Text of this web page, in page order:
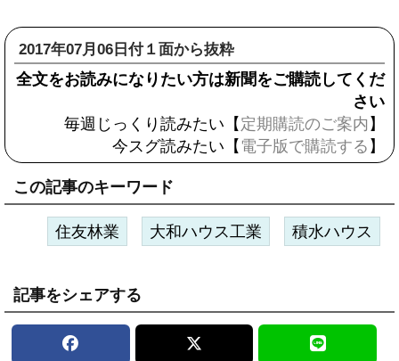
2017年07月06日付１面から抜粋
全文をお読みになりたい方は新聞をご購読してくだ
さい
毎週じっくり読みたい【 定期購読のご案内 】
今スグ読みたい【 電子版で購読する 】
この記事のキーワード
住友林業 大和ハウス工業 積水ハウス
記事をシェアする